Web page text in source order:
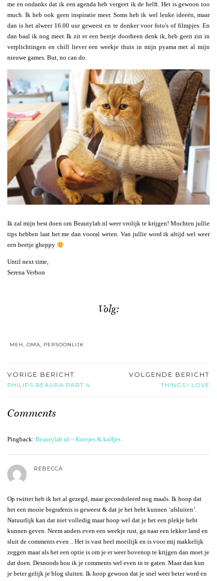
me en ondanks dat ik een agenda heb vergeet ik de helft. Het is gewoon too
much. Ik heb ook geen inspiratie meer. Soms heb ik wel leuke ideeën, maar
dan is het alweer 16.00 uur geweest en te donker voor foto's of filmpjes. En
dan baal ik nog meer. Ik zit er een beetje doorheen denk ik, heb geen zin in
verplichtingen en chill liever een weekje thuis in mijn pyama met al mijn
nieuwe games. But, no can do.
Ik zal mijn best doen om Beautylab.nl weer vrolijk te krijgen! Mochten jullie
tips hebben laat het me dan vooral weten. Van jullie word ik altijd wel weer
een beetje gheppy
Until next time,
Serena Verbon
Volg:
MEH, OMA, PERSOONLIJK
VORIGE BERICHT
PHILIPS REAURA PART 4
VOLGENDE BERICHT
THINGS I LOVE
Comments
Pingback: Beautylab.nl – Koetjes & kalfjes
REBECCA
Op twitter heb ik het al gezegd, maar gecondoleerd nog maals. Ik hoop dat
het een mooie begrafenis is geweest & dat je het hebt kunnen ‘afsluiten’.
Natuurlijk kan dat niet volledig maar hoop wel dat je het een plekje hebt
kunnen geven. Neem anders even een weekje rust, ga naar een lekker land en
sluit de comments even .. Het is vast heel moeilijk en is voor mij makkelijk
zeggen maar als het een optie is om je er weer bovenop te krijgen dan moet je
dat doen. Desnoods hou ik je comments wel even in te gaten. Maar dan kun
je beter gelijk je blog sluiten. Ik hoop gewoon dat je snel weer beter word en